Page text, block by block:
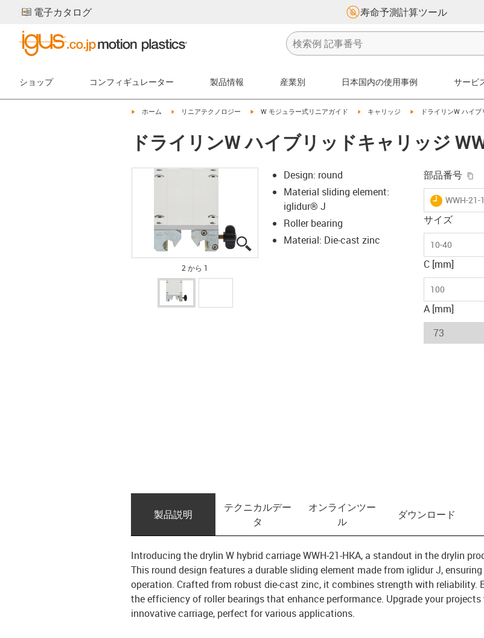
電子カタログ 寿命予測計算ツール
ショップ コンフィギュレーター 製品情報 産業別 日本国内の使用事例 サービ
igus-icon-arrow-right
ホーム igus-icon-arrow-right
リニアテクノロジー igus-icon-arrow-right
W モジュラー式リニアガイド igus-icon-arrow-right
キャリッジ igus-icon-arrow-right
ドライリンW ハイ
ドライリンW ハイブリッドキャリッジ
igus-icon-lupe
igus-icon-lupe
2 から 1
Design: round
Material sliding element:
iglidur® J
Roller bearing
Material: Die-cast zinc
部品番号
igus-icon-
WWH-21-
サイズ
10-40
C [mm]
100
A [mm]
製品説明
テクニカルデー
タ
オンラインツー
ル
ダウンロード
Introducing the drylin W hybrid carriage WWH-21-HKA, a standout in the drylin
This round design features a durable sliding element made from iglidur J,
operation. Crafted from robust die-cast zinc, it combines strength with reliability.
the efficiency of roller bearings that enhance performance. Upgrade your
innovative carriage, perfect for various applications.